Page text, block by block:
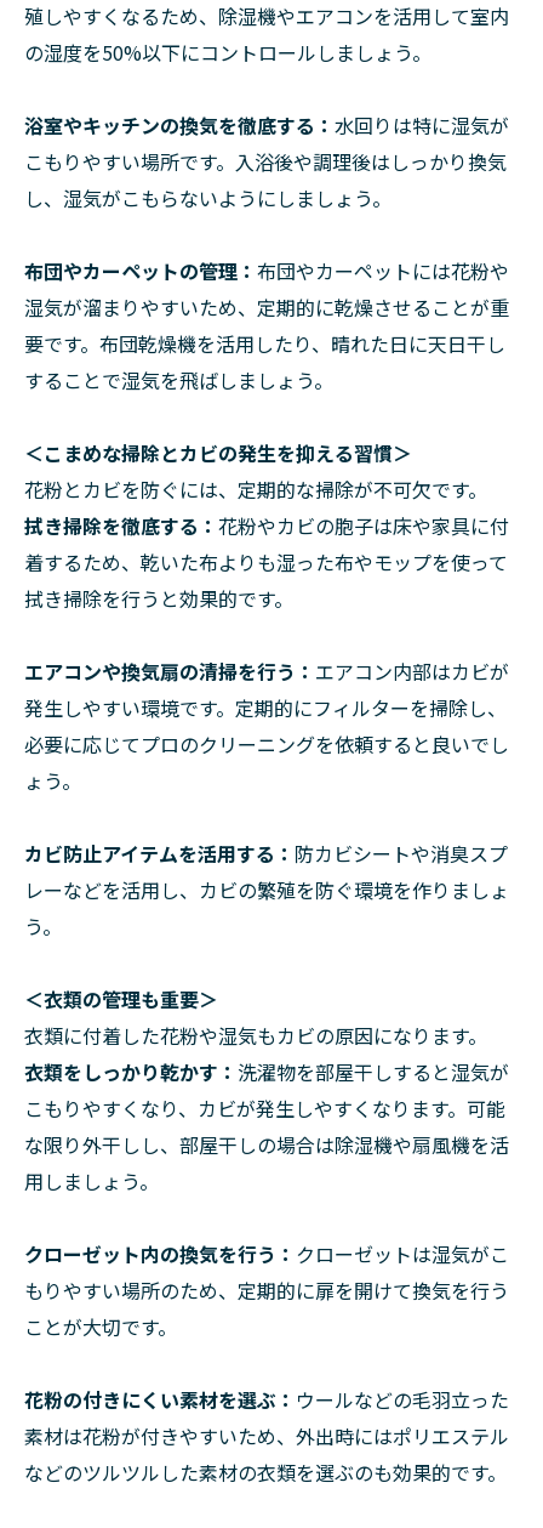
殖しやすくなるため、除湿機やエアコンを活用して室内
の湿度を50%以下にコントロールしましょう。
浴室やキッチンの換気を徹底する： 水回りは特に湿気が
こもりやすい場所です。入浴後や調理後はしっかり換気
し、湿気がこもらないようにしましょう。
布団やカーペットの管理： 布団やカーペットには花粉や
湿気が溜まりやすいため、定期的に乾燥させることが重
要です。布団乾燥機を活用したり、晴れた日に天日干し
することで湿気を飛ばしましょう。
＜こまめな掃除とカビの発生を抑える習慣＞
花粉とカビを防ぐには、定期的な掃除が不可欠です。
拭き掃除を徹底する： 花粉やカビの胞子は床や家具に付
着するため、乾いた布よりも湿った布やモップを使って
拭き掃除を行うと効果的です。
エアコンや換気扇の清掃を行う： エアコン内部はカビが
発生しやすい環境です。定期的にフィルターを掃除し、
必要に応じてプロのクリーニングを依頼すると良いでし
ょう。
カビ防止アイテムを活用する： 防カビシートや消臭スプ
レーなどを活用し、カビの繁殖を防ぐ環境を作りましょ
う。
＜衣類の管理も重要＞
衣類に付着した花粉や湿気もカビの原因になります。
衣類をしっかり乾かす： 洗濯物を部屋干しすると湿気が
こもりやすくなり、カビが発生しやすくなります。可能
な限り外干しし、部屋干しの場合は除湿機や扇風機を活
用しましょう。
クローゼット内の換気を行う： クローゼットは湿気がこ
もりやすい場所のため、定期的に扉を開けて換気を行う
ことが大切です。
花粉の付きにくい素材を選ぶ： ウールなどの毛羽立った
素材は花粉が付きやすいため、外出時にはポリエステル
などのツルツルした素材の衣類を選ぶのも効果的です。